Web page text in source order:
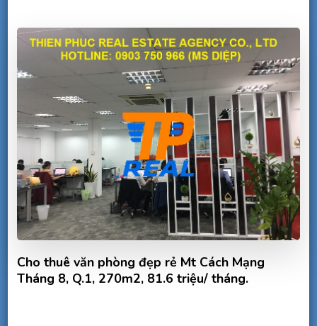
Cho thuê văn phòng đẹp rẻ Mt Cách Mạng
Tháng 8, Q.1, 270m2, 81.6 triệu/ tháng.